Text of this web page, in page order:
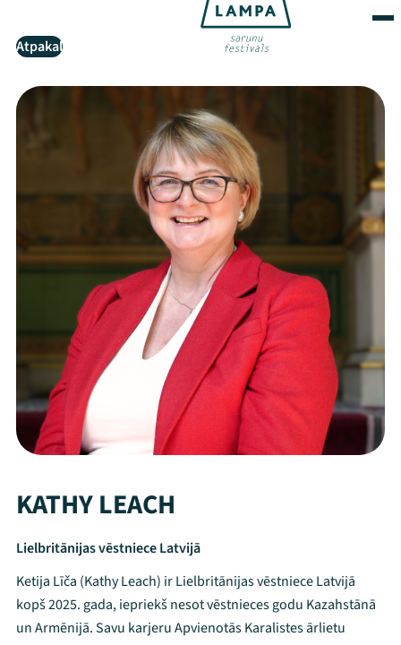
Atpakaļ
KATHY LEACH
Lielbritānijas vēstniece Latvijā
Ketija Līča (Kathy Leach) ir Lielbritānijas vēstniece Latvijā
kopš 2025. gada, iepriekš nesot vēstnieces godu Kazahstānā
un Armēnijā. Savu karjeru Apvienotās Karalistes ārlietu